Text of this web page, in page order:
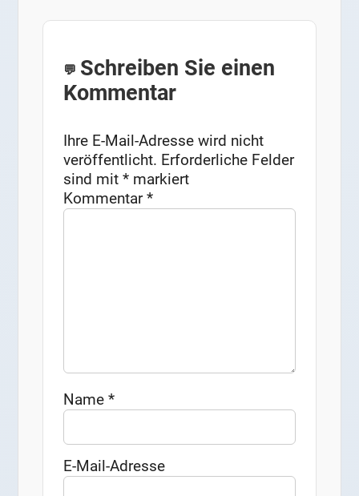
Schreiben Sie einen
Kommentar
Ihre E-Mail-Adresse wird nicht
veröffentlicht. Erforderliche Felder
sind mit* markiert
Kommentar*
Name*
E-Mail-Adresse